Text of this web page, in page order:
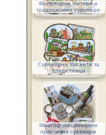
Фолклорни, битови и
традиционни сувенири
Сувенирни Магнити за
Хладилници
Многофункционални
практични сувенири